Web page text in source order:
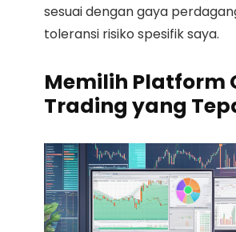
sesuai dengan gaya
toleransi risiko spesifik saya.
Memilih Platform
Trading yang